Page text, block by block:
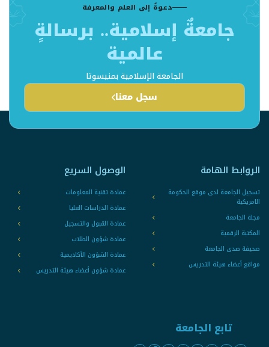
دعوةٌ إلى العلم والمعرفة
جامعةٌ إسلامية.. برسالةٍ
عالمية
الجامعة الإسلامية بمنيسوتا
سجل معنا
الروابط الهامة
تسجيل الجامعة لدى موقع الحكومة
الامريكية
مجلة الجامعة
المكتبة الرقمية
صحيفة صدى الجامعة
مواقع أعضاء هيئة التدريس
الوصول السريع
عمادة تقنية المعلومات
عمادة الدراسات العليا
عمادة القبول والتسجيل
عمادة شؤون الطلاب
عمادة الشؤون الأكاديمية
عمادة شؤون أعضاء هيئة التدريس
تابع الجامعة